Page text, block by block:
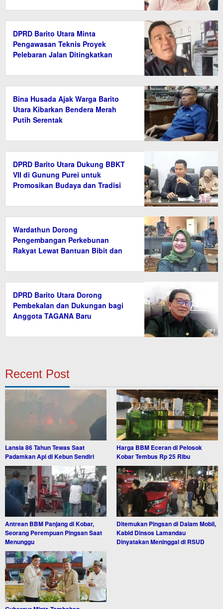
DPRD Barito Utara Minta
Pengawasan Teknis Proyek
Pelebaran Jalan Ditingkatkan
Bina Husada Ajak Warga Barito
Utara Kibarkan Bendera Merah
Putih Serentak
DPRD Barito Utara Dukung BBKT
VII di Gunung Purei untuk
Promosikan Budaya dan Tradisi
Wardathun Dorong
Pengembangan Perkebunan
Rakyat Lewat Bantuan Bibit dan
DPRD Barito Utara Dorong
Pembekalan dan Dukungan bagi
Anggota TAGANA Baru
Recent Post
Lansia 86 Tahun Tewas Saat
Padamkan Api di Kebun Sendiri
Harga BBM Eceran di Pelosok
Kobar Tembus Rp 25 Ribu
Antrean BBM Panjang di Kobar,
Seorang Perempuan Pingsan Saat
Menunggu
Ditemukan Pingsan di Dalam Mobil,
Kabid Dinsos Lamandau
Dinyatakan Meninggal di RSUD